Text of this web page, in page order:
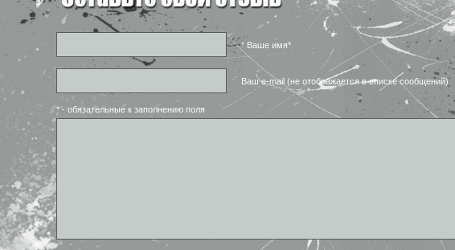
* Ваше имя*
Ваш e-mail (не отображается в списке сообщений)
* - обязательные к заполнению поля